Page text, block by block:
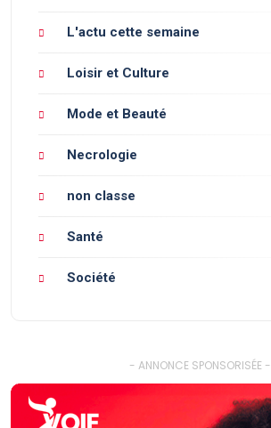
L'actu cette semaine
Loisir et Culture
Mode et Beauté
Necrologie
non classe
Santé
Société
- ANNONCE SPONSORISÉE -